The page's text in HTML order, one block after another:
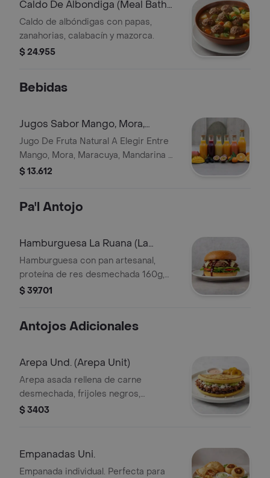
Caldo De Albondiga (Meal Bath
Broth)
Caldo de albóndigas con papas,
zanahorias, calabacín y mazorca.
$ 24.955
Bebidas
Jugos Sabor Mango, Mora,
Maracuya, Mandarina, Naranja
Jugo De Fruta Natural A Elegir Entre
Mango, Mora, Maracuya, Mandarina O
Naranja.
$ 13.612
Pa'l Antojo
Hamburguesa La Ruana (La
Ruana Burguer)
Hamburguesa con pan artesanal,
proteína de res desmechada 160g,
queso, lechuga, tomate, aguacate y
$ 39.701
Antojos Adicionales
Arepa Und. (Arepa Unit)
Arepa asada rellena de carne
desmechada, frijoles negros,
aguacate y queso. Incluye
$ 3403
Empanadas Uni.
Empanada individual. Perfecta para